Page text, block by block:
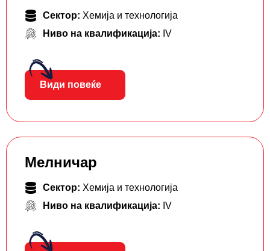
Сектор: Хемија и технологија
Ниво на квалификација: IV
Види повеќе
Мелничар
Сектор: Хемија и технологија
Ниво на квалификација: IV